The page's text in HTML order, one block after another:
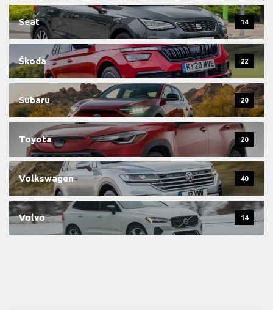
Seat 14
Škoda 22
Subaru 20
Toyota 20
Volkswagen 40
Volvo 14